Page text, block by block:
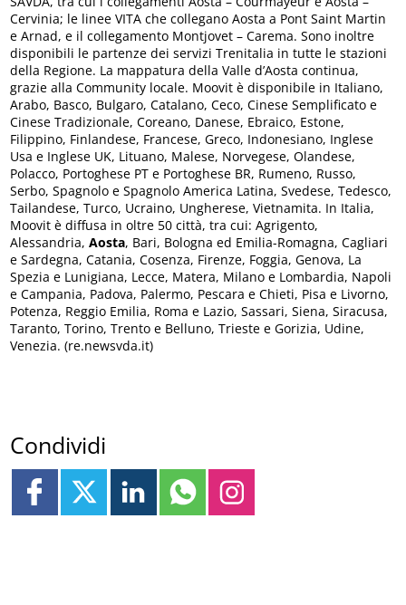
Cervinia; le linee VITA che collegano Aosta a Pont Saint Martin
e Arnad, e il collegamento Montjovet – Carema. Sono inoltre
disponibili le partenze dei servizi Trenitalia in tutte le stazioni
della Regione. La mappatura della Valle d’Aosta continua,
grazie alla Community locale. Moovit è disponibile in Italiano,
Arabo, Basco, Bulgaro, Catalano, Ceco, Cinese Semplificato e
Cinese Tradizionale, Coreano, Danese, Ebraico, Estone,
Filippino, Finlandese, Francese, Greco, Indonesiano, Inglese
Usa e Inglese UK, Lituano, Malese, Norvegese, Olandese,
Polacco, Portoghese PT e Portoghese BR, Rumeno, Russo,
Serbo, Spagnolo e Spagnolo America Latina, Svedese, Tedesco,
Tailandese, Turco, Ucraino, Ungherese, Vietnamita. In Italia,
Moovit è diffusa in oltre 50 città, tra cui: Agrigento,
Alessandria,Aosta, Bari, Bologna ed Emilia-Romagna, Cagliari
e Sardegna, Catania, Cosenza, Firenze, Foggia, Genova, La
Spezia e Lunigiana, Lecce, Matera, Milano e Lombardia, Napoli
e Campania, Padova, Palermo, Pescara e Chieti, Pisa e Livorno,
Potenza, Reggio Emilia, Roma e Lazio, Sassari, Siena, Siracusa,
Taranto, Torino, Trento e Belluno, Trieste e Gorizia, Udine,
Venezia. (re.newsvda.it)
Condividi